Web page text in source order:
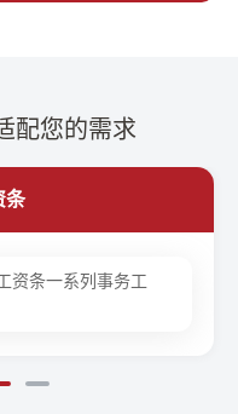
配您的需求
条
资条一系列事务工